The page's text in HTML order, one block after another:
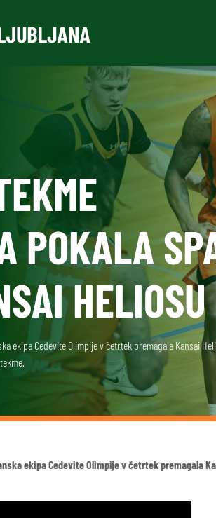
POKALA
HELIOSU
ekipa Cedevite Olimpije v četrtek premagala Kansai
ekipa Cedevite Olimpije v četrtek premagala